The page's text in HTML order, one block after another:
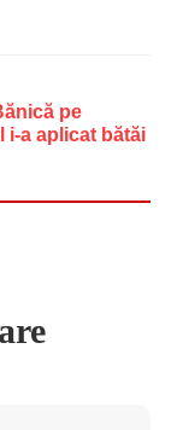
pe
i-a aplicat bătăi